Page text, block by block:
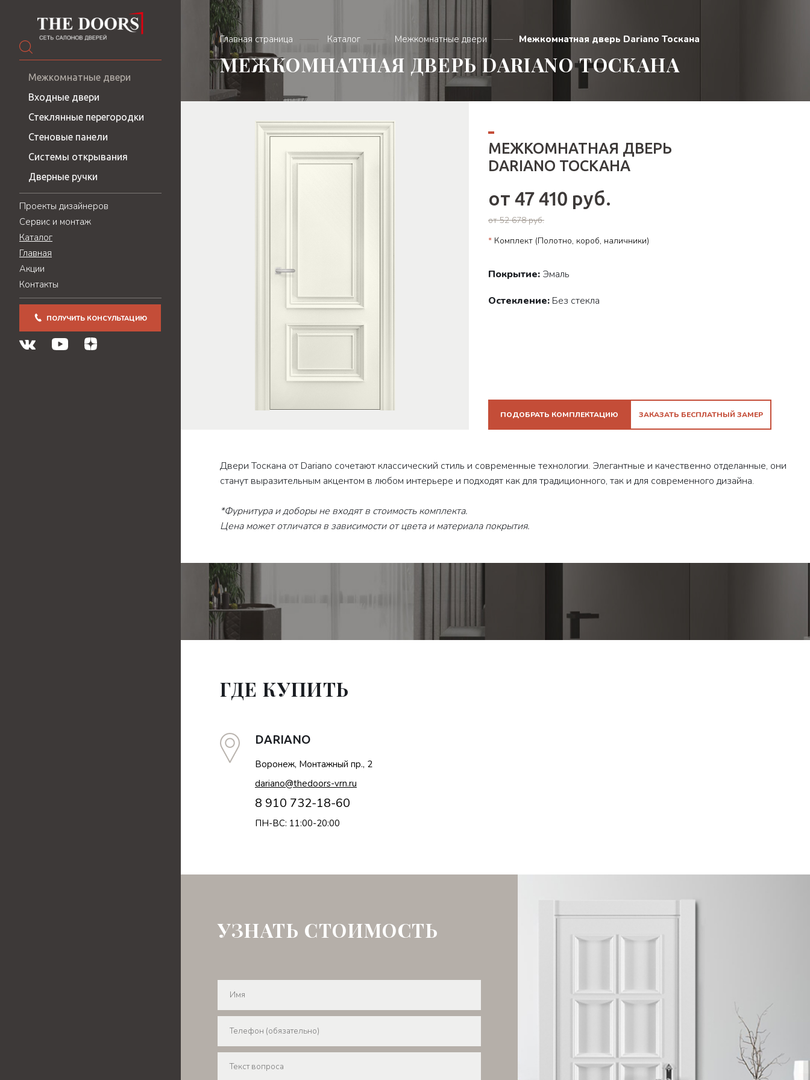
Межкомнатные двери
Входные двери
Стеклянные перегородки
Стеновые панели
Системы открывания
Дверные ручки
Проекты дизайнеров
Сервис и монтаж
Каталог
Главная
Акции
Контакты
ПОЛУЧИТЬ КОНСУЛЬТАЦИЮ
Главная страница Каталог Межкомнатные двери Межкомнатная дверь Dariano Тоскана
МЕЖКОМНАТНАЯ ДВЕРЬ DARIANO ТОСКАНА
МЕЖКОМНАТНАЯ ДВЕРЬ
DARIANO ТОСКАНА
от 47 410 руб.
от 52 678 руб.
* Комплект (Полотно, короб, наличники)
Покрытие: Эмаль
Остекление: Без стекла
ПОДОБРАТЬ КОМПЛЕКТАЦИЮ ЗАКАЗАТЬ БЕСПЛАТНЫЙ ЗАМЕР
Двери Тоскана от Dariano сочетают классический стиль и современные технологии. Элегантные и качественно отделанные, они
станут выразительным акцентом в любом интерьере и подходят как для традиционного, так и для современного дизайна.
*Фурнитура и доборы не входят в стоимость комплекта.
Цена может отличатся в зависимости от цвета и материала покрытия.
ГДЕ КУПИТЬ
DARIANO
Воронеж, Монтажный пр., 2
dariano@thedoors-vrn.ru
8 910 732-18-60
ПН-ВС: 11:00-20:00
УЗНАТЬ СТОИМОСТЬ